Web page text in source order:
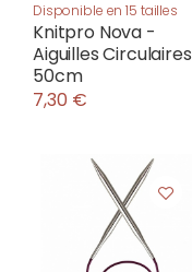
Disponible en 15 tailles
Knitpro Nova -
Aiguilles Circulaires
50cm
7,30 €